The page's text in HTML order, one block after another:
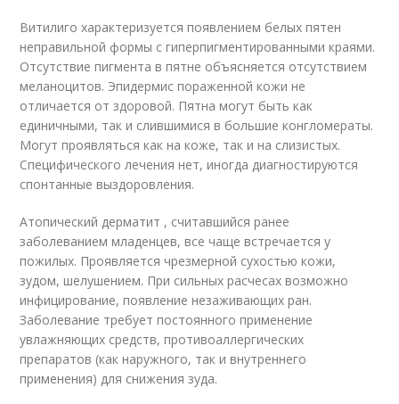
Витилиго характеризуется появлением белых пятен
неправильной формы с гиперпигментированными краями.
Отсутствие пигмента в пятне объясняется отсутствием
меланоцитов. Эпидермис пораженной кожи не
отличается от здоровой. Пятна могут быть как
единичными, так и слившимися в большие конгломераты.
Могут проявляться как на коже, так и на слизистых.
Специфического лечения нет, иногда диагностируются
спонтанные выздоровления.
Атопический дерматит , считавшийся ранее
заболеванием младенцев, все чаще встречается у
пожилых. Проявляется чрезмерной сухостью кожи,
зудом, шелушением. При сильных расчесах возможно
инфицирование, появление незаживающих ран.
Заболевание требует постоянного применение
увлажняющих средств, противоаллергических
препаратов (как наружного, так и внутреннего
применения) для снижения зуда.